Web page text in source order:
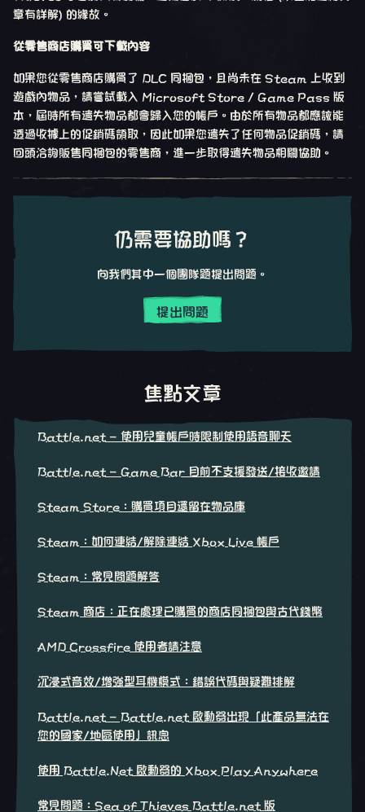
章有詳解) 的緣故。
從零售商店購買可下載內容
如果您從零售商店購買了 DLC 同捆包，且尚未在 Steam 上收到
遊戲內物品，請嘗試載入 Microsoft Store / Game Pass 版
本，屆時所有遺失物品都會歸入您的帳戶。由於所有物品都應該能
透過收據上的促銷碼領取，因此如果您遺失了任何物品促銷碼，請
回頭洽詢販售同捆包的零售商，進一步取得遺失物品相關協助。
仍需要協助嗎？
向我們其中一個團隊題提出問題。
提出問題
焦點文章
Battle.net - 使用兒童帳戶時限制使用語音聊天
Battle.net - Game Bar 目前不支援發送/接收邀請
Steam Store：購買項目還留在物品庫
Steam：如何連結/解除連結 Xbox Live 帳戶
Steam：常見問題解答
Steam 商店：正在處理已購買的商店同捆包與古代錢幣
AMD Crossfire 使用者請注意
沉浸式音效/增強型耳機模式：錯誤代碼與疑難排解
Battle.net - Battle.net 啟動器出現「此產品無法在
您的國家/地區使用」訊息
使用 Battle.Net 啟動器的 Xbox Play Anywhere
常見問題：Sea of Thieves Battle.net 版